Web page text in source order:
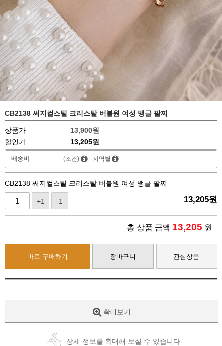
CB2138 써지컬스틸 크리스탈 버블원 여성 뱅글 팔찌
상품가
13,900원
할인가
13,205원
배송비 (조건) 지역별
CB2138 써지컬스틸 크리스탈 버블원 여성 뱅글 팔찌
+1 -1 13,205원
총 상품 금액 13,205 원
바로 구매하기 장바구니 관심상품
확대보기
상세 정보를 확대해 보실 수 있습니다